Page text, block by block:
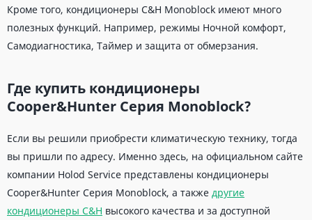
Кроме того, кондиционеры C&H Monoblock имеют много
полезных функций. Например, режимы Ночной комфорт,
Самодиагностика, Таймер и защита от обмерзания.
Где купить кондиционеры
Cooper&Hunter Серия Monoblock?
Если вы решили приобрести климатическую технику, тогда
вы пришли по адресу. Именно здесь, на официальном сайте
компании Holod Service представлены кондиционеры
Cooper&Hunter Серия Monoblock, а также другие
кондиционеры C&H высокого качества и за доступной